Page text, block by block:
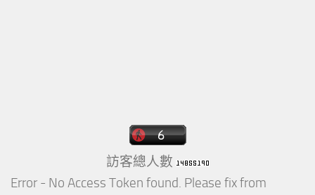
訪客總人數
Error - No Access Token found. Please fix from